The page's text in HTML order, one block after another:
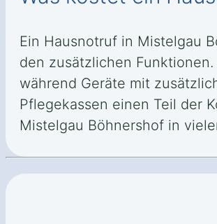
Ein Hausnotruf in Mistelgau
den zusätzlichen
während Geräte mit
Pflegekassen einen Teil der
Mistelgau Böhnershof in